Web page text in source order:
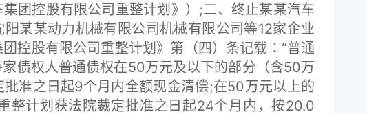
团控股有限公司重整计划》）;二、终止某某汽车
某某动力机械有限公司机械有限公司等12家企业
控股有限公司重整计划》第（四）条记载∶“普通
债权人普通债权在50万元及以下的部分（含50万
准之日起9个月内全额现金清偿;在50万元以上的
整计划获法院裁定批准之日起24个月内，按20.0